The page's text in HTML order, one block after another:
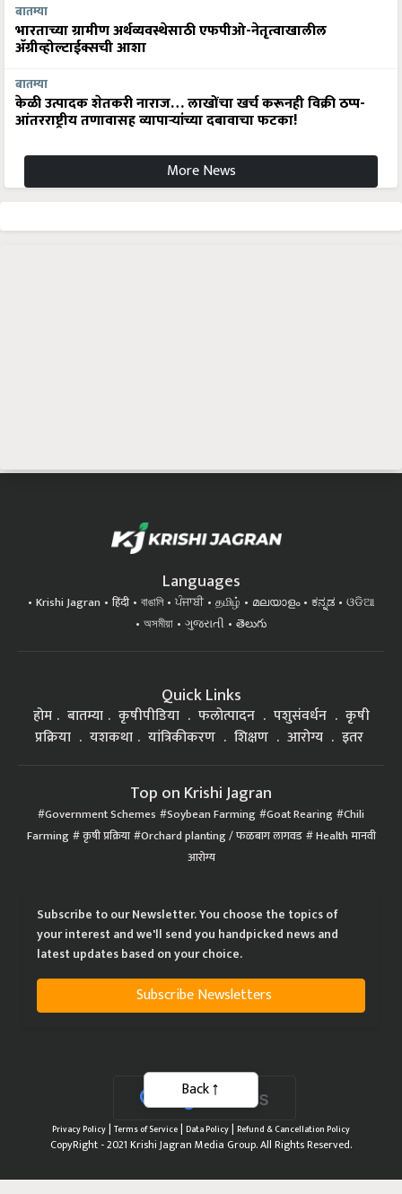
बातम्या
भारताच्या ग्रामीण अर्थव्यवस्थेसाठी एफपीओ-नेतृत्वाखालील
अ‍ॅग्रीव्होल्टाईक्सची आशा
बातम्या
केळी उत्पादक शेतकरी नाराज… लाखोंचा खर्च करूनही विक्री ठप्प-
आंतरराष्ट्रीय तणावासह व्यापाऱ्यांच्या दबावाचा फटका!
More News
Languages
Krishi Jagran हिंदी বাঙালি ਪੰਜਾਬੀ தமிழ் മലയാളം ಕನ್ನಡ
ଓଡିଆ
অসমীয়া
ગુજરાતી తెలుగు
Quick Links
होम बातम्या कृषीपीडिया फलोत्पादन पशुसंवर्धन
कृषी
प्रक्रिया
यशकथा यांत्रिकीकरण शिक्षण आरोग्य इतर
Top on Krishi Jagran
Government Schemes Soybean Farming Goat Rearing Chili
Farming कृषी प्रक्रिया Orchard planting / फळबाग लागवड Health मानवी
आरोग्य
Subscribe to our Newsletter. You choose the topics of
your interest and we'll send you handpicked news and
latest updates based on your choice.
Subscribe Newsletters
Privacy Policy| Terms of Service| Data Policy| Refund & Cancellation Policy
CopyRight - 2021 Krishi Jagran Media Group. All Rights Reserved.
Back